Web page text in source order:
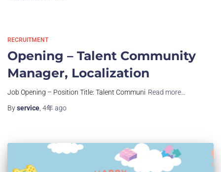
RECRUITMENT
Opening – Talent Community
Manager, Localization
Job Opening – Position Title: Talent Communi Read more…
Byservice 4年ago